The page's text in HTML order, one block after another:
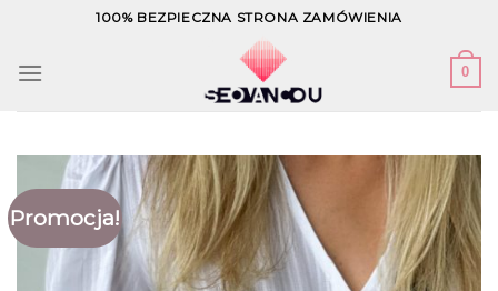
content
100% BEZPIECZNA STRONA ZAMÓWIENIA
0
Promocja!